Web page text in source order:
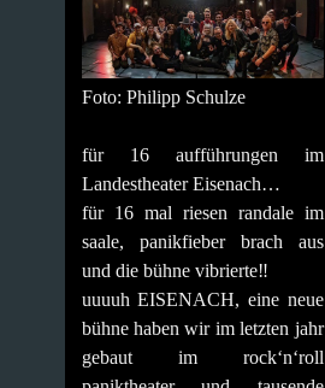
Foto: Philipp Schulze
für 16 aufführungen im
Landestheater Eisenach…
für 16 mal riesen randale im
saale, panikfieber brach aus
und die bühne vibrierte‼️
uuuuh EISENACH, eine neue
bühne haben wir im letzten jahr
gebaut im rock‘n‘roll